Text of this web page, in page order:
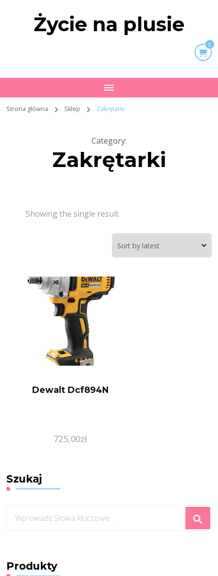
Życie na plusie
0
Strona główna Sklep Zakrętarki
Category:
Zakrętarki
Showing the single result
Dewalt Dcf894N
725,00zł
Szukaj
czegoś?
Produkty